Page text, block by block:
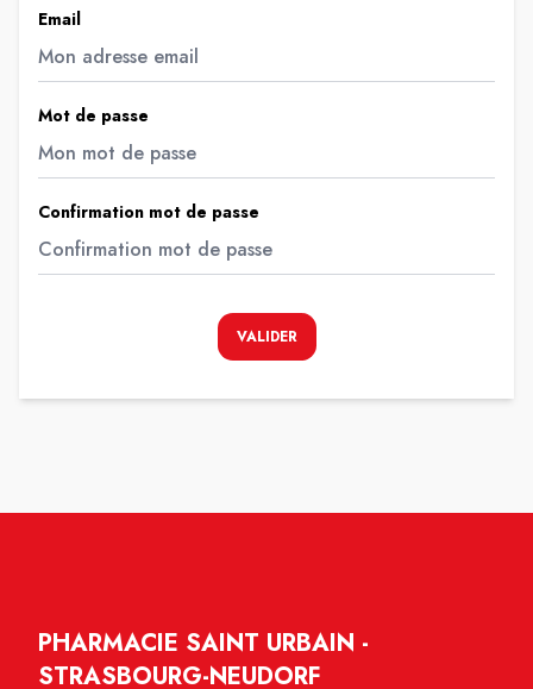
Email
Mot de passe
Confirmation mot de passe
VALIDER
PHARMACIE SAINT URBAIN -
STRASBOURG-NEUDORF